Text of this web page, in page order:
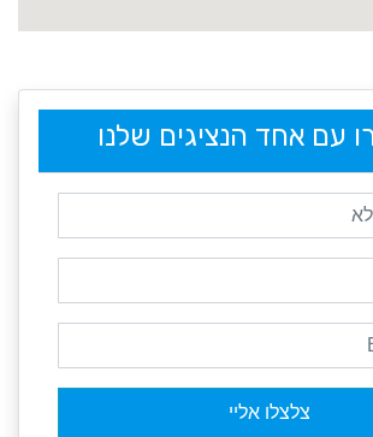
עם אחד הנציגים שלנו